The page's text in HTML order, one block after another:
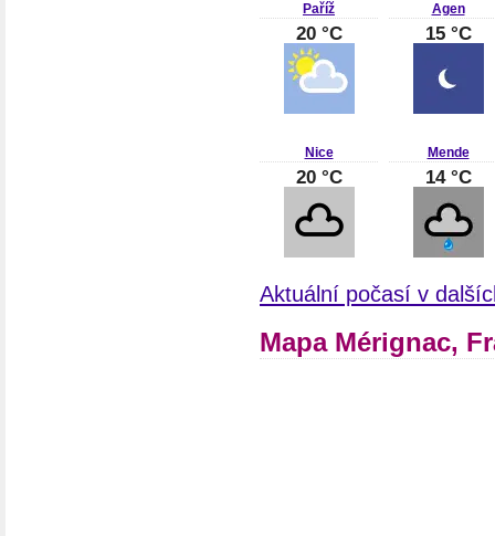
Paříž
20 °C
Agen
15 °C
Nice
20 °C
Mende
14 °C
Aktuální počasí v
Mapa Mérignac,